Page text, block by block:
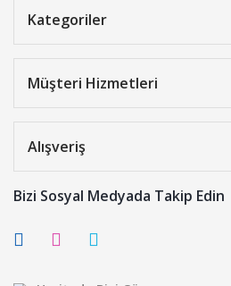
Kategoriler
Müşteri Hizmetleri
Alışveriş
Bizi Sosyal Medyada Takip Edin